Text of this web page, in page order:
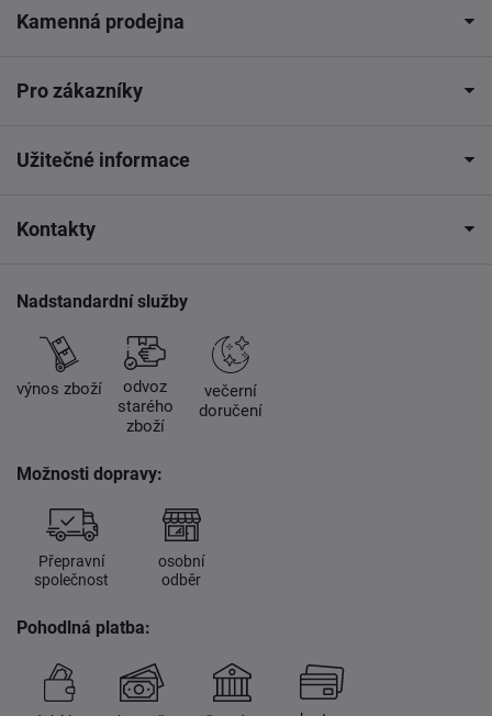
Kamenná prodejna
Pro zákazníky
Užitečné informace
Kontakty
Nadstandardní služby
výnos zboží
odvoz
starého
zboží
večerní
doručení
Možnosti dopravy:
Přepravní
společnost
osobní
odběr
Pohodlná platba: